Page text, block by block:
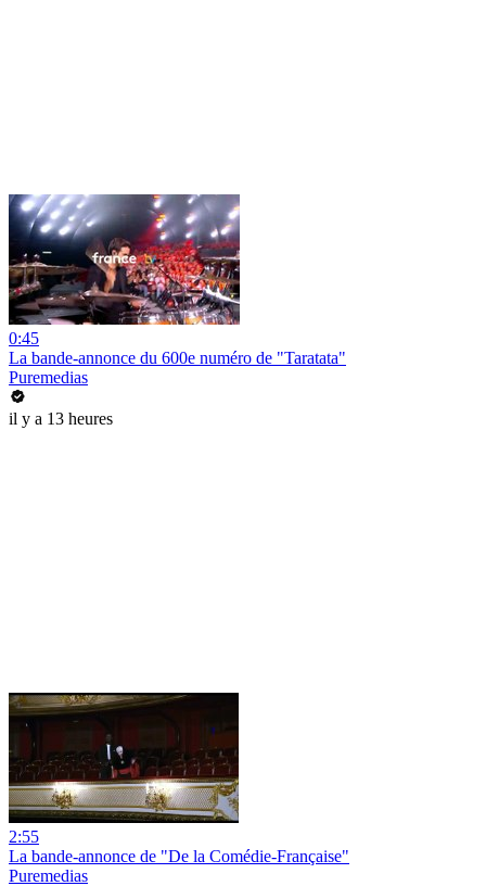
0:45
La bande-annonce du 600e numéro de "Taratata"
Puremedias
il y a 13 heures
2:55
La bande-annonce de "De la Comédie-Française"
Puremedias